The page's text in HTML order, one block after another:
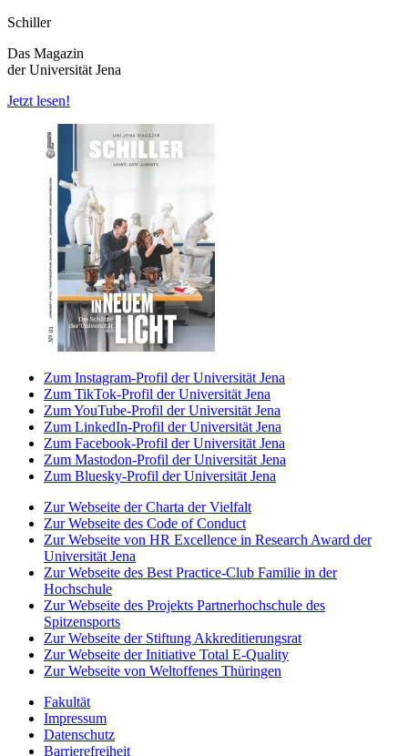
Schiller
Das Magazin
der Universität Jena
Jetzt lesen!
Zum Instagram-Profil der Universität Jena
Zum TikTok-Profil der Universität Jena
Zum YouTube-Profil der Universität Jena
Zum LinkedIn-Profil der Universität Jena
Zum Facebook-Profil der Universität Jena
Zum Mastodon-Profil der Universität Jena
Zum Bluesky-Profil der Universität Jena
Zur Webseite der Charta der Vielfalt
Zur Webseite des Code of Conduct
Zur Webseite von HR Excellence in Research Award der
Universität Jena
Zur Webseite des Best Practice-Club Familie in der
Hochschule
Zur Webseite des Projekts Partnerhochschule des
Spitzensports
Zur Webseite der Stiftung Akkreditierungsrat
Zur Webseite der Initiative Total E-Quality
Zur Webseite von Weltoffenes Thüringen
Fakultät
Impressum
Datenschutz
Barrierefreiheit